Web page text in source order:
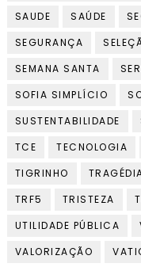
SAUDE
SAÚDE
SEGURANÇA
SEMANA SANTA
SOFIA SIMPLÍCIO
SUSTENTABILIDADE
TCE
TECNOLOGIA
TIGRINHO
TRF5
TRISTEZA
UTILIDADE PÚBLICA
VALORIZAÇÃO